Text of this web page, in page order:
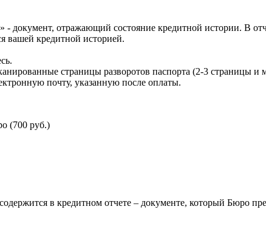
документ, отражающий состояние кредитной истории. В
вашей кредитной историей.
страницы разворотов паспорта (2-3 страницы и
почту, указанную после оплаты.
(700 руб.)
в кредитном отчете – документе, который Бюро